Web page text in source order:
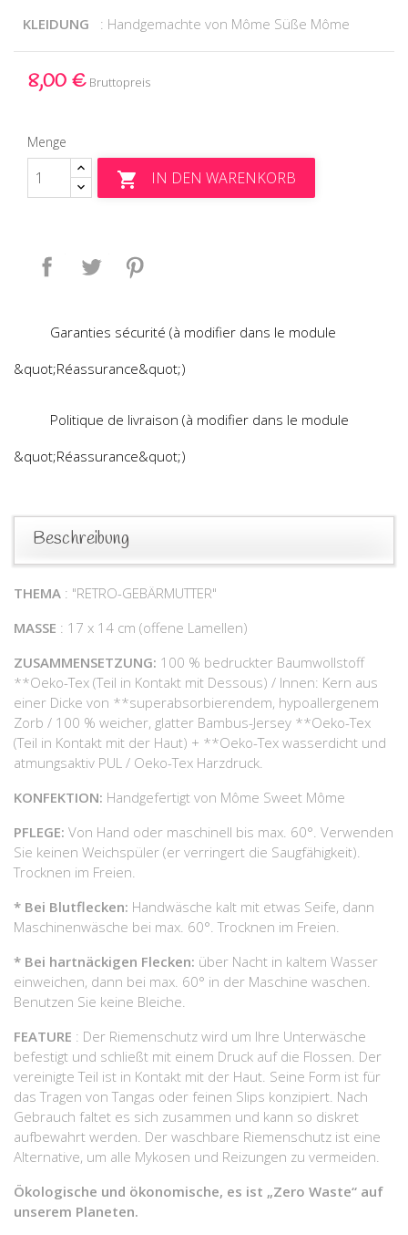
KLEIDUNG : Handgemachte von Môme Süße Môme
8,00 € Bruttopreis
Menge
 IN DEN WARENKORB
Teilen Tweet
Garanties sécurité (à modifier dans le module
&quot;Réassurance&quot;)
Politique de livraison (à modifier dans le module
&quot;Réassurance&quot;)
Beschreibung
THEMA : "RETRO-GEBÄRMUTTER"
MASSE : 17 x 14 cm (offene Lamellen)
ZUSAMMENSETZUNG: 100 % bedruckter Baumwollstoff
**Oeko-Tex (Teil in Kontakt mit Dessous) / Innen: Kern aus
einer Dicke von **superabsorbierendem, hypoallergenem
Zorb / 100 % weicher, glatter Bambus-Jersey **Oeko-Tex
(Teil in Kontakt mit der Haut) + **Oeko-Tex wasserdicht und
atmungsaktiv PUL / Oeko-Tex Harzdruck.
KONFEKTION: Handgefertigt von Môme Sweet Môme
PFLEGE: Von Hand oder maschinell bis max. 60°. Verwenden
Sie keinen Weichspüler (er verringert die Saugfähigkeit).
Trocknen im Freien.
* Bei Blutflecken: Handwäsche kalt mit etwas Seife, dann
Maschinenwäsche bei max. 60°. Trocknen im Freien.
* Bei hartnäckigen Flecken: über Nacht in kaltem Wasser
einweichen, dann bei max. 60° in der Maschine waschen.
Benutzen Sie keine Bleiche.
FEATURE : Der Riemenschutz wird um Ihre Unterwäsche
befestigt und schließt mit einem Druck auf die Flossen. Der
vereinigte Teil ist in Kontakt mit der Haut. Seine Form ist für
das Tragen von Tangas oder feinen Slips konzipiert. Nach
Gebrauch faltet es sich zusammen und kann so diskret
aufbewahrt werden. Der waschbare Riemenschutz ist eine
Alternative, um alle Mykosen und Reizungen zu vermeiden.
Ökologische und ökonomische, es ist „Zero Waste“ auf
unserem Planeten.